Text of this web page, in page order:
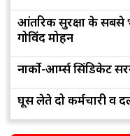
आंतरिक सुरक्षा के सबसे
गोविंद मोहन
नार्को-आर्म्स सिंडिकेट
घूस लेते दो कर्मचारी व